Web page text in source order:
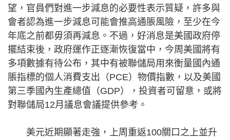
望，官員們對進一步減息的必要性表示質疑，許多與
會者認為進一步減息可能會推高通脹風險，至少在今
年底之前都毋須再減息。不過，好消息是美國政府停
擺結束後，政府運作正逐漸恢復當中，今周美國將有
多項數據有待公布，其中有被聯儲局用來衡量國內通
脹指標的個人消費支出（PCE）物價指數，以及美國
第三季國內生產總值（GDP），投資者可留意，或將
對聯儲局12月議息會議提供參考。
美元近期顯著走強，上周重返100關口之上並升